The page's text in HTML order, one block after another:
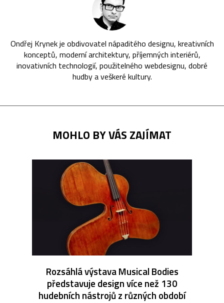
Ondřej Krynek je obdivovatel nápaditého designu, kreativních
konceptů, moderní architektury, příjemných interiérů,
inovativních technologií, použitelného webdesignu, dobré
hudby a veškeré kultury.
MOHLO BY VÁS ZAJÍMAT
Rozsáhlá výstava Musical Bodies
představuje design více než 130
hudebních nástrojů z různých období